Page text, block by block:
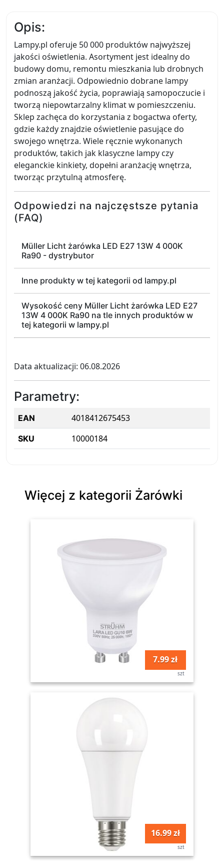
Opis:
Lampy.pl oferuje 50 000 produktów najwyższej
jakości oświetlenia. Asortyment jest idealny do
budowy domu, remontu mieszkania lub drobnych
zmian aranżacji. Odpowiednio dobrane lampy
podnoszą jakość życia, poprawiają samopoczucie i
tworzą niepowtarzalny klimat w pomieszczeniu.
Sklep zachęca do korzystania z bogactwa oferty,
gdzie każdy znajdzie oświetlenie pasujące do
swojego wnętrza. Wiele ręcznie wykonanych
produktów, takich jak klasyczne lampy czy
eleganckie kinkiety, dopełni aranżację wnętrza,
tworząc przytulną atmosferę.
Odpowiedzi na najczęstsze pytania
(FAQ)
Müller Licht żarówka LED E27 13W 4 000K
Ra90 - dystrybutor
Inne produkty w tej kategorii od lampy.pl
Wysokość ceny Müller Licht żarówka LED E27
13W 4 000K Ra90 na tle innych produktów w
tej kategorii w lampy.pl
Data aktualizacji: 06.08.2026
Parametry:
EAN 4018412675453
SKU 10000184
Więcej z kategorii Żarówki
7.99 zł
szt
16.99 zł
szt